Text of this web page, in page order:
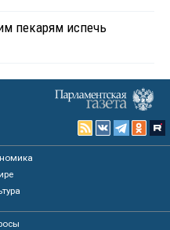
пекарям испечь